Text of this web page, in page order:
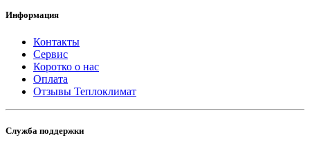
Информация
Контакты
Сервис
Коротко о нас
Оплата
Отзывы Теплоклимат
Служба поддержки